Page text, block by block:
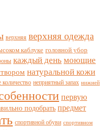
верхняя верхняя одежда
каблуке головной убор
каждый день моющие
натуральной кожи
неприятный запах нижней
первую
подобрать предмет
спортивной обуви спортивном